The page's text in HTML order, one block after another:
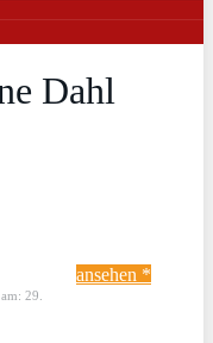
Dahl
29.
ansehen *